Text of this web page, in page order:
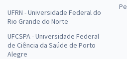
UFRN - Universidade Federal do
Rio Grande do Norte
UFCSPA - Universidade Federal
de Ciência da Saúde de Porto
Alegre